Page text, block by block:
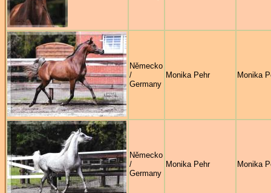
Německo
/
Germany
Monika Pehr Monika
Německo
/
Germany
Monika Pehr Monika